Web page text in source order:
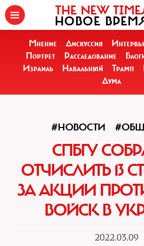
THE NEW
НОВОЕ
Мнение Дискуссия
Портрет
Расследование
Израиль
Навальный Трамп
Дума
#НОВОСТИ
СПБГУ
ОТЧИСЛИТЬ 13
ЗА АКЦИИ
ВОЙСК В
2022.03.09